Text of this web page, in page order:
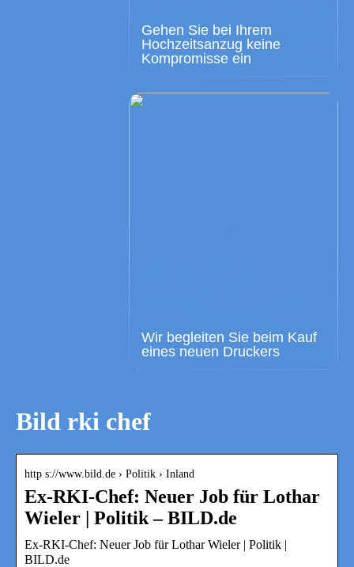
Gehen Sie bei Ihrem
Hochzeitsanzug keine
Kompromisse ein
Wir begleiten Sie beim Kauf
eines neuen Druckers
Bild rki chef
http s://www.bild.de › Politik › Inland
Ex-RKI-Chef: Neuer Job für Lothar
Wieler | Politik – BILD.de
Ex-RKI-Chef: Neuer Job für Lothar Wieler | Politik |
BILD.de